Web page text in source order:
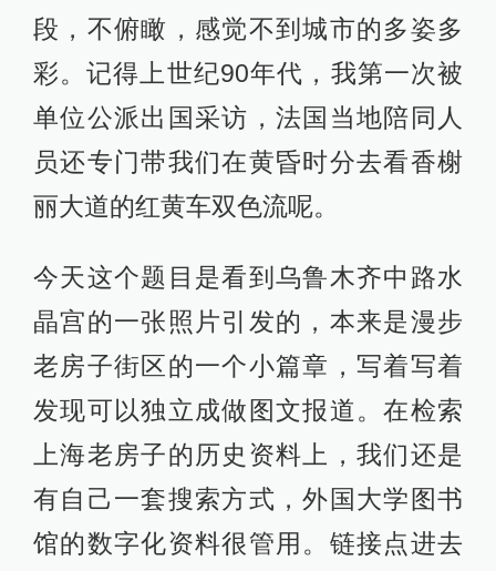
段，不俯瞰，感觉不到城市的多姿多
彩。记得上世纪90年代，我第一次被
单位公派出国采访，法国当地陪同人
员还专门带我们在黄昏时分去看香榭
丽大道的红黄车双色流呢。
今天这个题目是看到乌鲁木齐中路水
晶宫的一张照片引发的，本来是漫步
老房子街区的一个小篇章，写着写着
发现可以独立成做图文报道。在检索
上海老房子的历史资料上，我们还是
有自己一套搜索方式，外国大学图书
馆的数字化资料很管用。链接点进去